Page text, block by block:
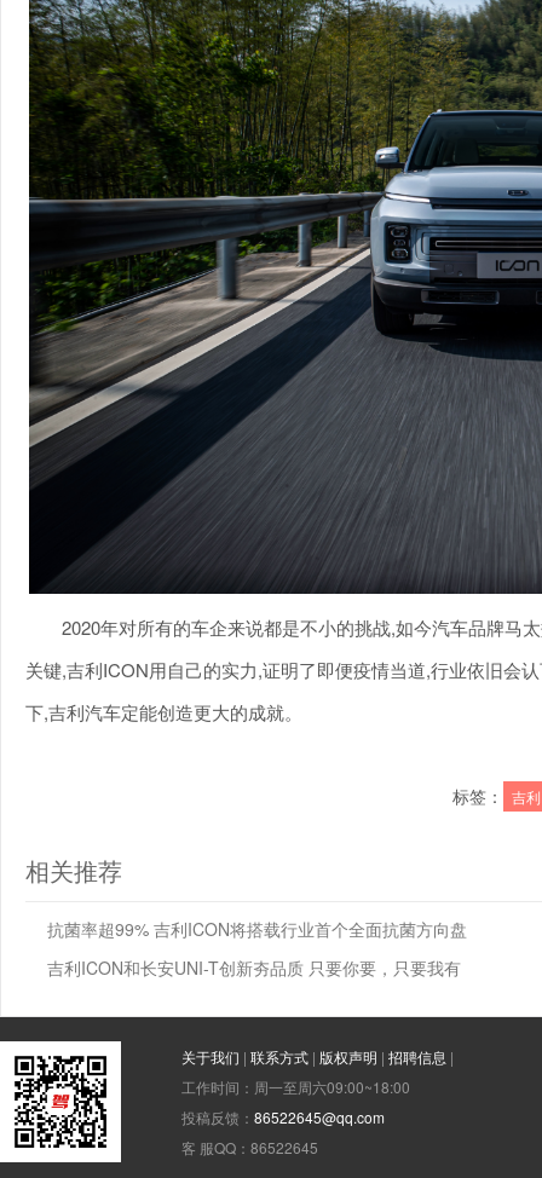
2020年对所有的车企来说都是不小的挑战,如今汽车品牌马
关键,吉利ICON用自己的实力,证明了即便疫情当道,行业依旧会
下,吉利汽车定能创造更大的成就。
标签： 吉
相关推荐
抗菌率超99% 吉利ICON将搭载行业首个全面抗菌方向盘
吉利ICON和长安UNI-T创新夯品质 只要你要，只要我有
关于我们 | 联系方式 | 版权声明 | 招聘信息 |
工作时间：周一至周六09:00~18:00
投稿反馈： 86522645@qq.com
客 服QQ：86522645